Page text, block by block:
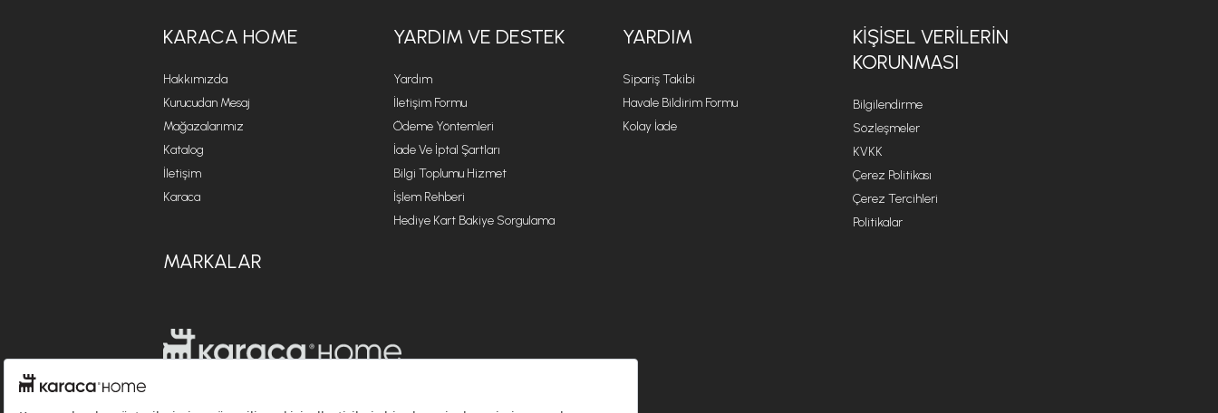
KARACA HOME
Hakkımızda
Kurucudan Mesaj
Mağazalarımız
Katalog
İletişim
Karaca
YARDIM VE DESTEK
Yardım
İletişim Formu
Ödeme Yöntemleri
İade Ve İptal Şartları
Bilgi Toplumu Hizmet
İşlem Rehberi
Hediye Kart Bakiye Sorgulama
YARDIM
Sipariş Takibi
Havale Bildirim Formu
Kolay İade
KİŞİSEL VERİLERİN
KORUNMASI
Bilgilendirme
Sözleşmeler
KVKK
Çerez Politikası
Çerez Tercihleri
Politikalar
MARKALAR